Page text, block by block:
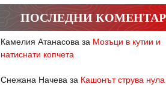
ПОСЛЕДНИ
Камелия Атанасова за Мозъци в кутии и
натиснати копчета
Снежана Начева за Кашонът струва